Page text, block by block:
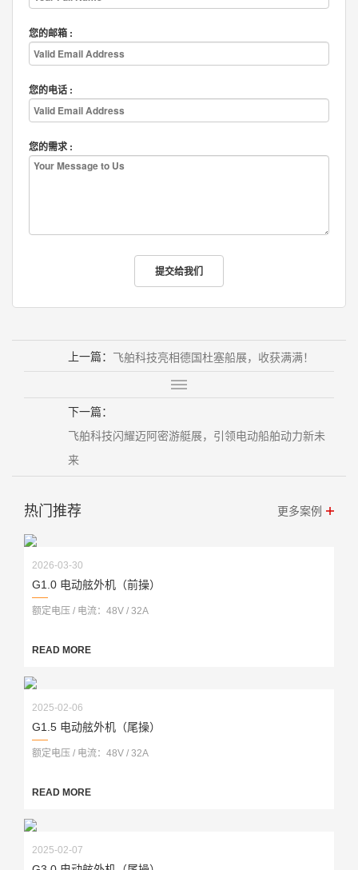
您的邮箱 :
您的电话 :
您的需求 :
上一篇： 飞舶科技亮相德国杜塞船展，收获满满！
下一篇：
飞舶科技闪耀迈阿密游艇展，引领电动船舶动力新未
来
热门推荐 更多案例
2026-03-30
G1.0 电动舷外机（前操）
额定电压 / 电流：48V / 32A
READ MORE
2025-02-06
G1.5 电动舷外机（尾操）
额定电压 / 电流：48V / 32A
READ MORE
2025-02-07